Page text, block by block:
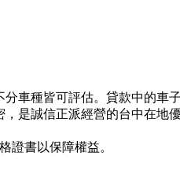
車種皆可評估。貸款中的車
是誠信正派經營的台中在地
證書以保障權益。